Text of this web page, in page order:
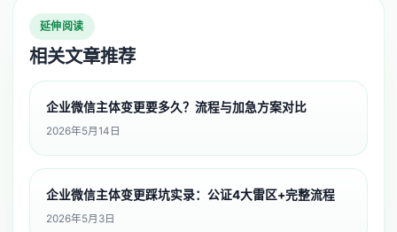
延伸阅读
相关文章推荐
企业微信主体变更要多久？流程与加急方案对比
2026年5月14日
企业微信主体变更踩坑实录：公证4大雷区+完整流程
2026年5月3日